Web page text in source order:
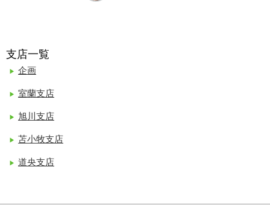
支店一覧
企画
室蘭支店
旭川支店
苫小牧支店
道央支店